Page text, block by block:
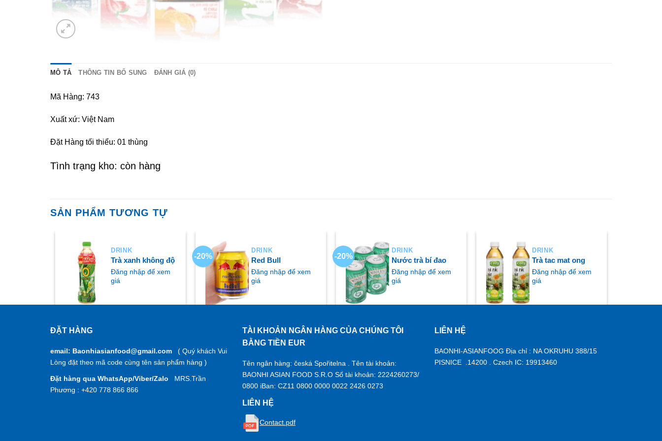
MÔ TẢ THÔNG TIN BỔ SUNG ĐÁNH GIÁ (0)
Mã Hàng: 743
Xuất xứ: Việt Nam
Đặt Hàng tối thiểu: 01 thùng
Tình trạng kho: còn hàng
SẢN PHẨM TƯƠNG TỰ
DRINK
Trà xanh không độ
Đăng nhập để xem
giá
-20%
DRINK
Red Bull
Đăng nhập để xem
giá
MUA NGAY
-20%
DRINK
Nước trà bí đao
Đăng nhập để xem
giá
DRINK
Trà tac mat ong
Đăng nhập để xem
giá
ĐẶT HÀNG
email: Baonhiasianfood@gmail.com ( Quý khách Vui
Lòng đặt theo mã code cùng tên sản phẩm hàng )
Đặt hàng qua WhatsApp/Viber/Zalo MRS.Trần
Phương : +420 778 866 866
TÀI KHOẢN NGÂN HÀNG CỦA CHÚNG TÔI
BẰNG TIỀN EUR
Tên ngân hàng: česká Spořitelna . Tên tài khoản:
BAONHI ASIAN FOOD S.R.O Số tài khoản: 2224260273/
0800 iBan: CZ11 0800 0000 0022 2426 0273
LIÊN HỆ
Contact.pdf
LIÊN HỆ
BAONHI-ASIANFOOG Địa chỉ : NA OKRUHU 388/15
PISNICE .14200 . Czech IC: 19913460